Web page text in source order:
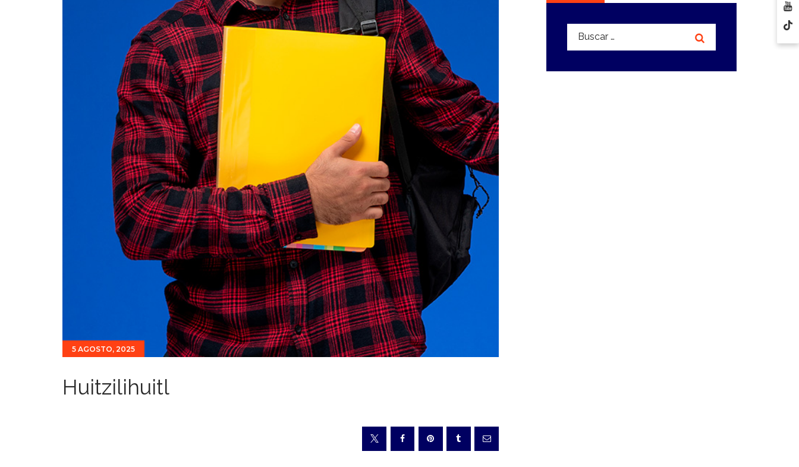
5 AGOSTO, 2025
Huitzilihuitl
Buscar: